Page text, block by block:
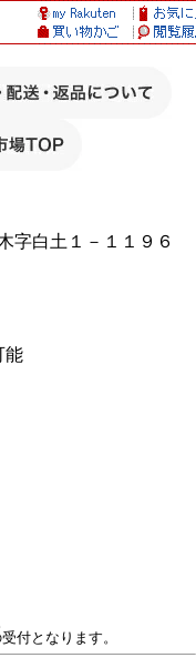
字白土１－１１９６
能
付となります。